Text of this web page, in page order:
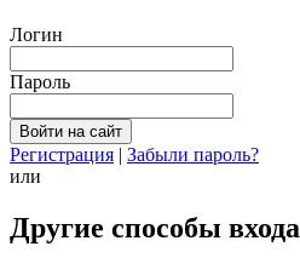
Логин
Пароль
Регистрация | Забыли пароль?
или
Другие способы входа